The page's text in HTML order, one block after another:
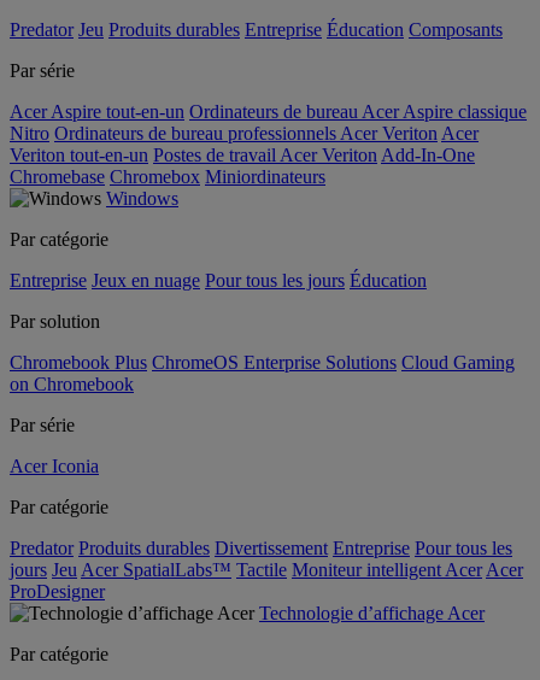
Predator Jeu Produits durables Entreprise Éducation Composants
Par série
Acer Aspire tout-en-un Ordinateurs de bureau Acer Aspire classique
Nitro Ordinateurs de bureau professionnels Acer Veriton Acer
Veriton tout-en-un Postes de travail Acer Veriton Add-In-One
Chromebase Chromebox Miniordinateurs
Windows
Par catégorie
Entreprise Jeux en nuage Pour tous les jours Éducation
Par solution
Chromebook Plus ChromeOS Enterprise Solutions Cloud Gaming
on Chromebook
Par série
Acer Iconia
Par catégorie
Predator Produits durables Divertissement Entreprise Pour tous les
jours Jeu Acer SpatialLabs™ Tactile Moniteur intelligent Acer Acer
ProDesigner
Technologie d’affichage Acer
Par catégorie